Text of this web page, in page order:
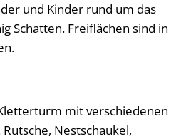
und Kinder rund um das
Schatten. Freiflächen sind in
mit verschiedenen
Nestschaukel,